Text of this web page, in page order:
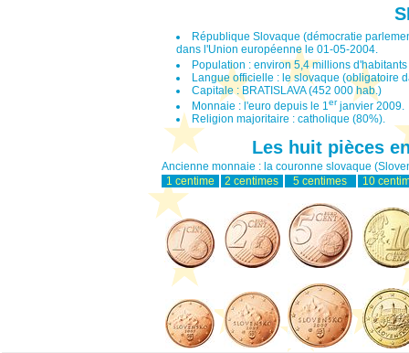
République Slovaque (démocratie
dans l'Union européenne le 01-05-2004.
Population : environ 5,4 millions
Langue officielle : le slovaque (obligatoire
Capitale : BRATISLAVA (452 000 hab.)
Monnaie : l'euro depuis le 1er janvier 2009.
Religion majoritaire : catholique (80%).
Les huit pièces
Ancienne monnaie : la couronne slovaque
1 centime
2 centimes 5 centimes 10